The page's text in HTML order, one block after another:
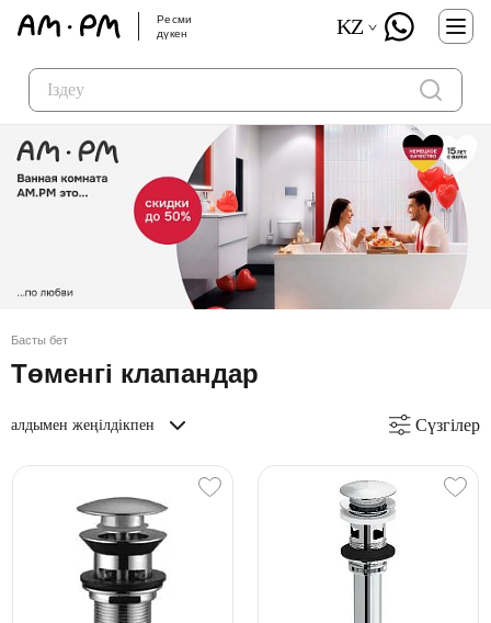
Ресми
дүкен
KZ
Басты бет
Төменгі клапандар
алдымен жеңілдікпен Сүзгілер